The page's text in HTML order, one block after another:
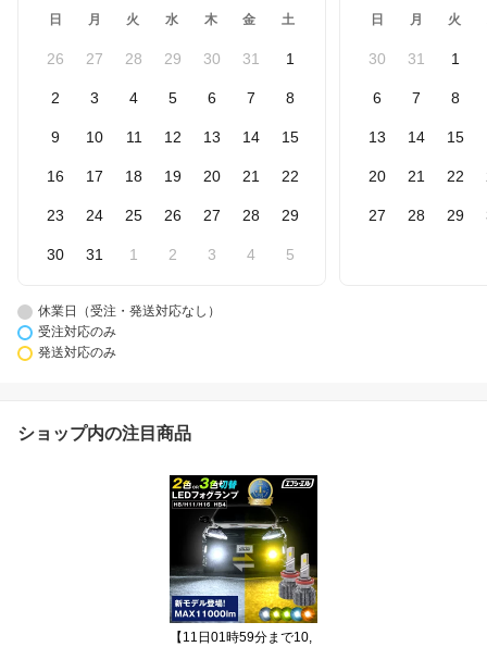
日 月 火 水 木 金 土
26 27 28 29 30 31 1
2 3 4 5 6 7 8
9 10 11 12 13 14 15
16 17 18 19 20 21 22
23 24 25 26 27 28 29
30 31 1 2 3 4 5
日 月 火
30 31 1
6 7 8
13 14 15
20 21 22
27 28 29
休業日（受注・発送対応なし）
受注対応のみ
発送対応のみ
ショップ内の注目商品
【11日01時59分まで10,